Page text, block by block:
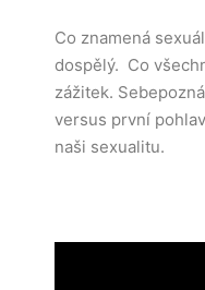
Co znamená
dospělý. Co
zážitek.
versus první
naši sexualitu.